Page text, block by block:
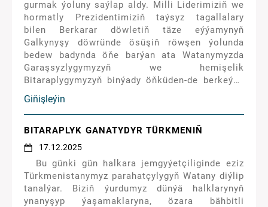
gurmak ýoluny saýlap aldy. Milli Liderimiziň we
hormatly Prezidentimiziň taýsyz tagallalary
bilen Berkarar döwletiň täze eýýamynyň
Galkynyşy döwründe ösüşiň röwşen ýolunda
bedew badynda öňe barýan ata Watanymyzda
Garaşsyzlygymyzyň we hemişelik
Bitaraplygymyzyň binýady öňküden-de berkeýär,
ýurdumyzyň halkara abraýy barha ýokarlanýar.
Giňişleýin
BITARAPLYK GANATYDYR TÜRKMENIŇ
17.12.2025
Bu günki gün halkara jemgyýetçiliginde eziz
Türkmenistanymyz parahatçylygyň Watany diýlip
tanalýar. Biziň ýurdumyz dünýä halklarynyň
ynanyşyp ýaşamaklaryna, özara bähbitli